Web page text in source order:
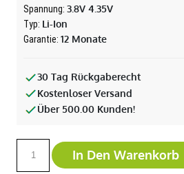
Spannung: 3.8V 4.35V
Typ: Li-Ion
Garantie: 12 Monate
30 Tag Rückgaberecht
Kostenloser Versand
Über 500.00 Kunden!
In Den Warenkorb